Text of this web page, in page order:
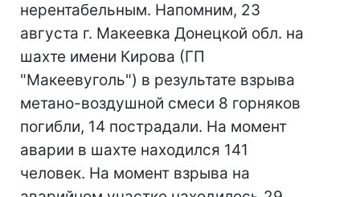
нерентабельным. Напомним, 23
августа г. Макеевка Донецкой обл. на
шахте имени Кирова (ГП
"Макеевуголь") в результате взрыва
метано-воздушной смеси 8 горняков
погибли, 14 пострадали. На момент
аварии в шахте находился 141
человек. На момент взрыва на